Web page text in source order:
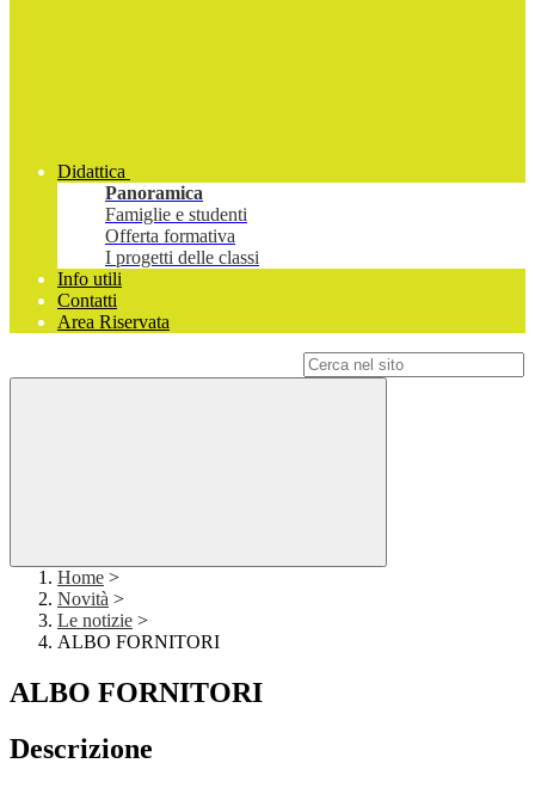
Didattica
Panoramica
Famiglie e studenti
Offerta formativa
I progetti delle classi
Info utili
Contatti
Area Riservata
Home >
Novità >
Le notizie >
ALBO FORNITORI
ALBO FORNITORI
Descrizione